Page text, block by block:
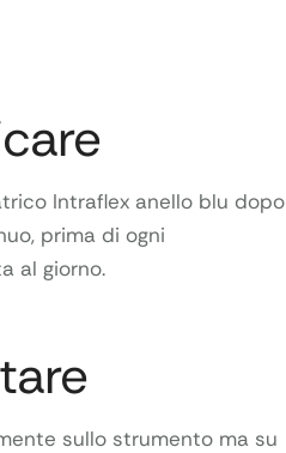
Intraflex anello blu dopo
prima di ogni
al giorno.
sullo strumento ma su